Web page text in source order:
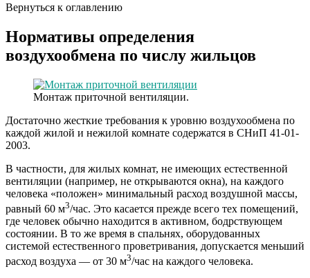
Вернуться к оглавлению
Нормативы определения
воздухообмена по числу жильцов
Монтаж приточной вентиляции.
Достаточно жесткие требования к уровню воздухообмена по
каждой жилой и нежилой комнате содержатся в СНиП 41-01-
2003.
В частности, для жилых комнат, не имеющих естественной
вентиляции (например, не открываются окна), на каждого
человека «положен» минимальный расход воздушной массы,
равный 60 м3/час. Это касается прежде всего тех помещений,
где человек обычно находится в активном, бодрствующем
состоянии. В то же время в спальнях, оборудованных
системой естественного проветривания, допускается меньший
расход воздуха — от 30 м3/час на каждого человека.